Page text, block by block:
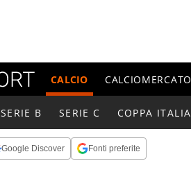
CALCIO CALCIOMERCATO
SERIE B SERIE C COPPA ITALIA
Google Discover Fonti preferite